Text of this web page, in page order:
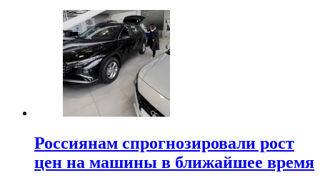
Россиянам спрогнозировали рост
цен на машины в ближайшее время